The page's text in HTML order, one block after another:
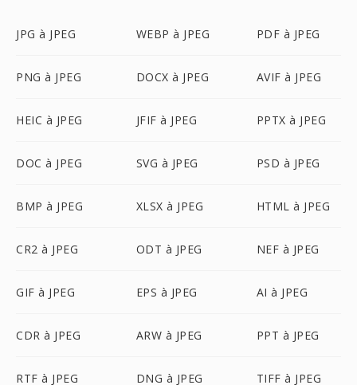
JPG à JPEG WEBP à JPEG PDF à JPEG
PNG à JPEG DOCX à JPEG AVIF à JPEG
HEIC à JPEG JFIF à JPEG PPTX à JPEG
DOC à JPEG SVG à JPEG PSD à JPEG
BMP à JPEG XLSX à JPEG HTML à JPEG
CR2 à JPEG ODT à JPEG NEF à JPEG
GIF à JPEG EPS à JPEG AI à JPEG
CDR à JPEG ARW à JPEG PPT à JPEG
RTF à JPEG DNG à JPEG TIFF à JPEG